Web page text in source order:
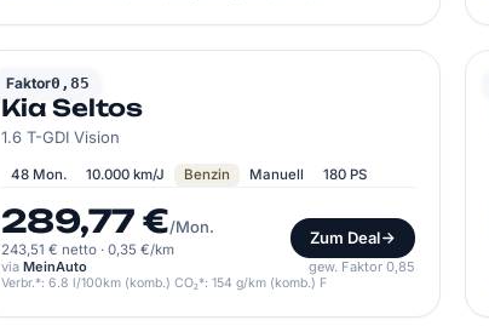
Faktor0,85
KIA
Kia Seltos
1.6 T-GDI Vision
48 Mon. 10.000 km/J Benzin Manuell 180 PS
289,77 €/Mon.
243,51 € netto · 0,35 €/km
Zum Deal
via MeinAuto gew. Faktor 0,85
Verbr.*: 6.8 l/100km (komb.) CO₂*: 154 g/km (komb.) F